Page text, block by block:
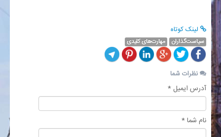
لینک کوتاه
سیاست‌گذاران مهارت‌های کلیدی
نظرات شما
آدرس ایمیل *
نام شما *